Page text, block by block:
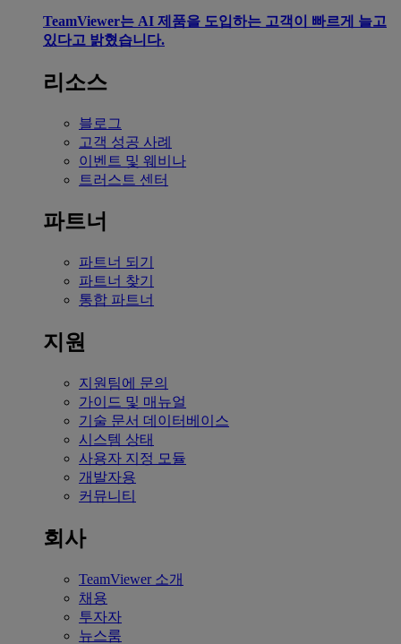
TeamViewer는 AI 제품을 도입하는 고객이 빠르게 늘고
있다고 밝혔습니다.
리소스
블로그
고객 성공 사례
이벤트 및 웨비나
트러스트 센터
파트너
파트너 되기
파트너 찾기
통합 파트너
지원
지원팀에 문의
가이드 및 매뉴얼
기술 문서 데이터베이스
시스템 상태
사용자 지정 모듈
개발자용
커뮤니티
회사
TeamViewer 소개
채용
투자자
뉴스룸